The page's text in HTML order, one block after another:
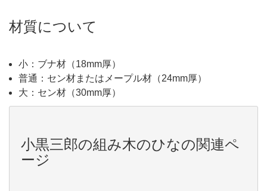
材質について
小：ブナ材（18mm厚）
普通：セン材またはメープル材（24mm厚）
大：セン材（30mm厚）
小黒三郎の組み木のひなの関連ペ
ージ